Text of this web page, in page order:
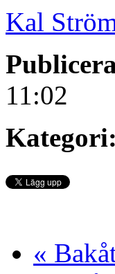
Kal
11:02
Kategori:
«